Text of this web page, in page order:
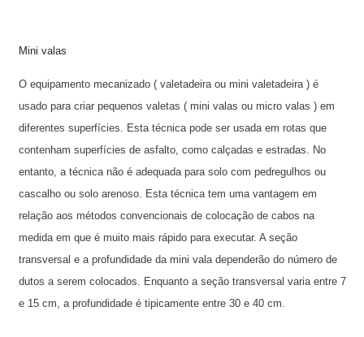
Mini valas
O equipamento mecanizado ( valetadeira ou mini valetadeira ) é
usado para criar pequenos valetas ( mini valas ou micro valas ) em
diferentes superfícies. Esta técnica pode ser usada em rotas que
contenham superfícies de asfalto, como calçadas e estradas. No
entanto, a técnica não é adequada para solo com pedregulhos ou
cascalho ou solo arenoso. Esta técnica tem uma vantagem em
relação aos métodos convencionais de colocação de cabos na
medida em que é muito mais rápido para executar. A seção
transversal e a profundidade da mini vala dependerão do número de
dutos a serem colocados. Enquanto a seção transversal varia entre 7
e 15 cm, a profundidade é tipicamente entre 30 e 40 cm.